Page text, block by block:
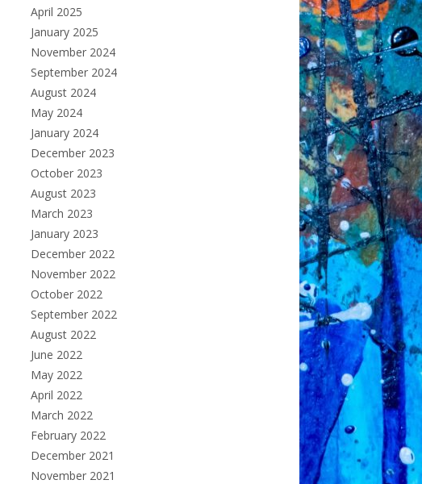
April 2025
January 2025
November 2024
September 2024
August 2024
May 2024
January 2024
December 2023
October 2023
August 2023
March 2023
January 2023
December 2022
November 2022
October 2022
September 2022
August 2022
June 2022
May 2022
April 2022
March 2022
February 2022
December 2021
November 2021